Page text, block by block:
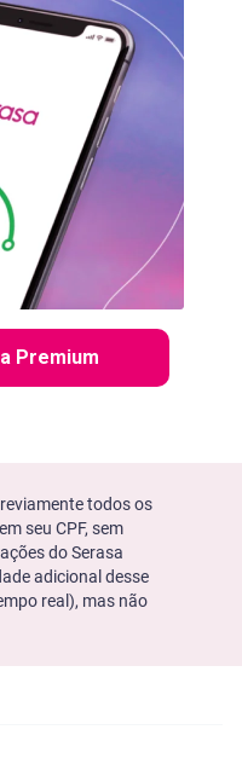
Premium
todos os
seu CPF, sem
do Serasa
adicional desse
real), mas não